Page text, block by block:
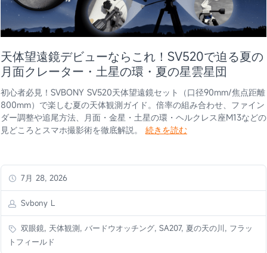
天体望遠鏡デビューならこれ！SV520で迫る夏の
月面クレーター・土星の環・夏の星雲星団
初心者必見！SVBONY SV520天体望遠鏡セット（口径90mm/焦点距離
800mm）で楽しむ夏の天体観測ガイド。倍率の組み合わせ、ファイン
ダー調整や追尾方法、月面・金星・土星の環・ヘルクレス座M13などの
見どころとスマホ撮影術を徹底解説。 続きを読む
7月 28, 2026
Svbony L
双眼鏡, 天体観測, バードウオッチング, SA207, 夏の天の川, フラッ
トフィールド